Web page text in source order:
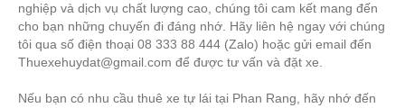
nghiệp và dịch vụ chất lượng cao, chúng tôi cam kết mang đến
cho bạn những chuyến đi đáng nhớ. Hãy liên hệ ngay với chúng
tôi qua số điện thoại 08 333 88 444 (Zalo) hoặc gửi email đến
Thuexehuydat@gmail.com để được tư vấn và đặt xe.
Nếu bạn có nhu cầu thuê xe tự lái tại Phan Rang, hãy nhớ đến